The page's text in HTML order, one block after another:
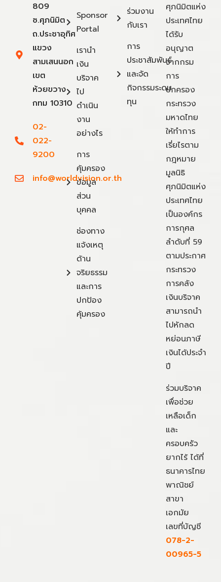
809
ซ.ศุภนิมิต
ถ.ประชาอุทิศ
แขวง
สามเสนนอก
เขต
ห้วยขวาง
กทม 10310
02-
022-
9200
info@worldvision.or.th
Sponsor
Portal
เรานำ
เงิน
บริจาค
ไป
ดำเนิน
งาน
อย่างไร
การ
คุ้มครอง
ข้อมูล
ส่วน
บุคคล
ช่องทาง
แจ้งเหตุ
ด้าน
จริยธรรม
และการ
ปกป้อง
คุ้มครอง
ร่วมงาน
กับเรา
การ
ประชาสัมพันธ์
และจัด
กิจกรรมระดม
ทุน
ศุภนิมิตแห่ง
ประเทศไทย
ได้รับ
อนุญาต
จากกรม
การ
ปกครอง
กระทรวง
มหาดไทย
ให้ทำการ
เรี่ยไรตาม
กฎหมาย
มูลนิธิ
ศุภนิมิตแห่ง
ประเทศไทย
เป็นองค์กร
การกุศล
ลำดับที่ 59
ตามประกาศ
กระทรวง
การคลัง
เงินบริจาค
สามารถนำ
ไปหักลด
หย่อนภาษี
เงินได้ประจำ
ปี
ร่วมบริจาค
เพื่อช่วย
เหลือเด็ก
และ
ครอบครัว
ยากไร้ ได้ที่
ธนาคารไทย
พาณิชย์
สาขา
เอกมัย
เลขที่บัญชี
078-2-
00965-5